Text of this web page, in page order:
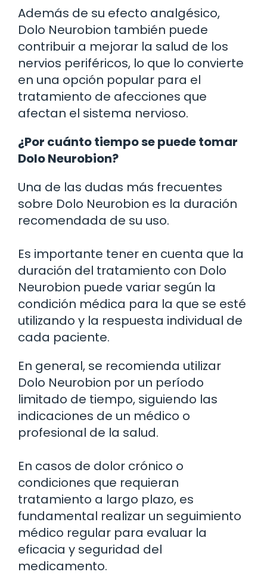
Además de su efecto analgésico,
Dolo Neurobion también puede
contribuir a mejorar la salud de los
nervios periféricos, lo que lo convierte
en una opción popular para el
tratamiento de afecciones que
afectan el sistema nervioso.
¿Por cuánto tiempo se puede tomar
Dolo Neurobion?
Una de las dudas más frecuentes
sobre Dolo Neurobion es la duración
recomendada de su uso.
Es importante tener en cuenta que la
duración del tratamiento con Dolo
Neurobion puede variar según la
condición médica para la que se esté
utilizando y la respuesta individual de
cada paciente.
En general, se recomienda utilizar
Dolo Neurobion por un período
limitado de tiempo, siguiendo las
indicaciones de un médico o
profesional de la salud.
En casos de dolor crónico o
condiciones que requieran
tratamiento a largo plazo, es
fundamental realizar un seguimiento
médico regular para evaluar la
eficacia y seguridad del
medicamento.